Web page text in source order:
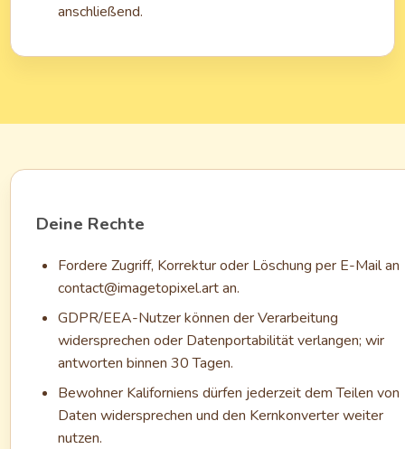
anschließend.
Deine Rechte
Fordere Zugriff, Korrektur oder Löschung per E-Mail an
contact@imagetopixel.artan.
GDPR/EEA-Nutzer können der Verarbeitung
widersprechen oder Datenportabilität verlangen; wir
antworten binnen 30 Tagen.
Bewohner Kaliforniens dürfen jederzeit dem Teilen von
Daten widersprechen und den Kernkonverter weiter
nutzen.